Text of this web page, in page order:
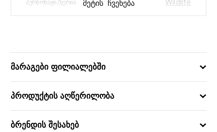
ᲞᲔᲠᲡᲝᲜᲐᲟᲘ/ᲡᲔᲠᲘᲐ Wildlife
ᲛᲔᲢᲘᲡ ᲩᲕᲔᲜᲔᲑᲐ
მარაგები ფილიალებში
პროდუქტის აღწერილობა
ბრენდის შესახებ